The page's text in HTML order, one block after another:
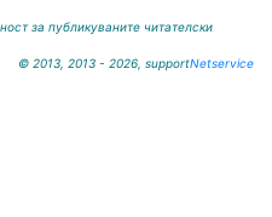
за публикуваните читателски
© 2013, 2013 - 2026, supportNetservice